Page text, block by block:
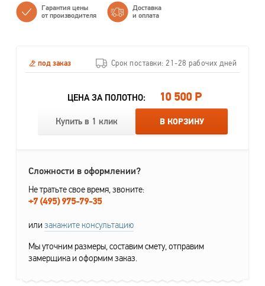
Гарантия цены
от производителя
Доставка
и оплата
под заказ Срок поставки: 21-28 рабочих дней
ЦЕНА ЗА ПОЛОТНО: 10 500 Р
Купить в 1 клик В КОРЗИНУ
Сложности в оформлении?
Не тратьте свое время, звоните:
+7 (495) 975-79-35
или закажите консультацию
Мы уточним размеры, составим смету, отправим
замерщика и оформим заказ.